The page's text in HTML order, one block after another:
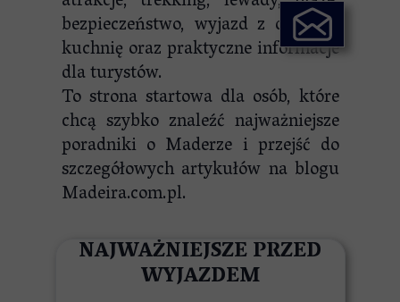
NAJWAŻNIEJSZE PRZED
WYJAZDEM
bezpieczeństwo, wyjazd z dziećmi,
kuchnię oraz praktyczne informacje
dla turystów.
To strona startowa dla osób, które
chcą szybko znaleźć najważniejsze
poradniki o Maderze i przejść do
szczegółowych artykułów na blogu
Madeira.com.pl.